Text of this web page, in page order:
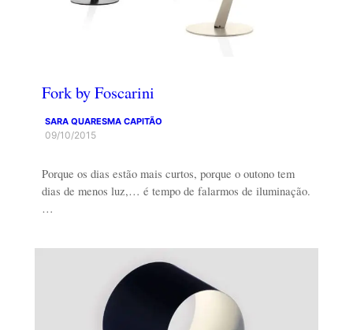
Fork by Foscarini
SARA QUARESMA CAPITÃO
09/10/2015
Porque os dias estão mais curtos, porque o outono tem
dias de menos luz,… é tempo de falarmos de iluminação.
…